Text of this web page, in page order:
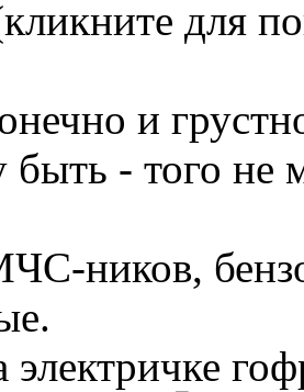
для
и
- того не
ников,
электричке